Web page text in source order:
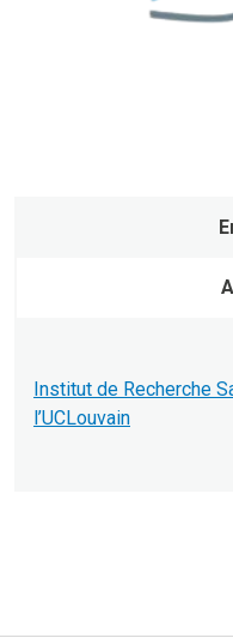
Institut de Recherche
l’UCLouvain